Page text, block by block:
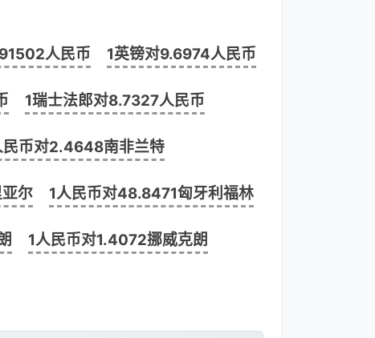
人民币 1英镑对9.6974人民币
1瑞士法郎对8.7327人民币
民币对2.4648南非兰特
尔 1人民币对48.8471匈牙利福林
1人民币对1.4072挪威克朗